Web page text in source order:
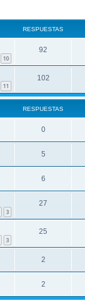
RESPUESTAS
10
92
11
102
RESPUESTAS
0
5
6
3
27
3
25
2
2